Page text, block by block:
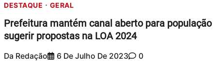
DESTAQUE GERAL
Prefeitura mantém canal aberto para população
sugerir propostas na LOA 2024
Da Redação 6 De Julho De 2023 0